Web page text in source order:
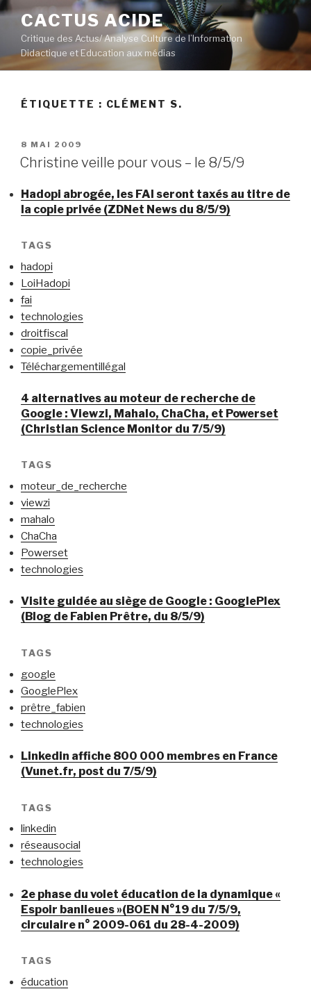
Aller
contenu
principal
CACTUS ACIDE
Critique des Actus/ Analyse Culture de l’Information
Didactique et Education aux médias
ÉTIQUETTE : CLÉMENT S.
PUBLIÉ
LE
8 MAI 2009
Christine veille pour vous – le 8/5/9
Hadopi abrogée, les FAI seront taxés au titre de
la copie privée (ZDNet News du 8/5/9)
TAGS
hadopi
LoiHadopi
fai
technologies
droitfiscal
copie_privée
Téléchargementillégal
4 alternatives au moteur de recherche de
Google : Viewzi, Mahalo, ChaCha, et Powerset
(Christian Science Monitor du 7/5/9)
TAGS
moteur_de_recherche
viewzi
mahalo
ChaCha
Powerset
technologies
Visite guidée au siège de Google : GooglePlex
(Blog de Fabien Prêtre, du 8/5/9)
TAGS
google
GooglePlex
prêtre_fabien
technologies
Linkedin affiche 800 000 membres en France
(Vunet.fr, post du 7/5/9)
TAGS
linkedin
réseausocial
technologies
2e phase du volet éducation de la dynamique «
Espoir banlieues »(BOEN N°19 du 7/5/9,
circulaire n° 2009-061 du 28-4-2009)
TAGS
éducation